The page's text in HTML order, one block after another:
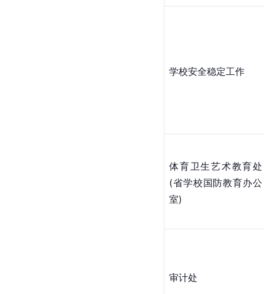
学校安全稳定工作
体育卫生艺术教育处
(省学校国防教育办公
室)
审计处